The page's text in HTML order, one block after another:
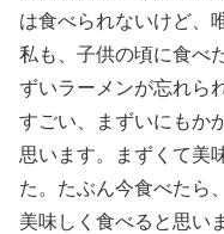
は食べられないけど、
私も、子供の頃に食べ
ずいラーメンが忘れら
すごい、まずいにもか
思います。まずくて美
た。たぶん今食べたら
美味しく食べると思い